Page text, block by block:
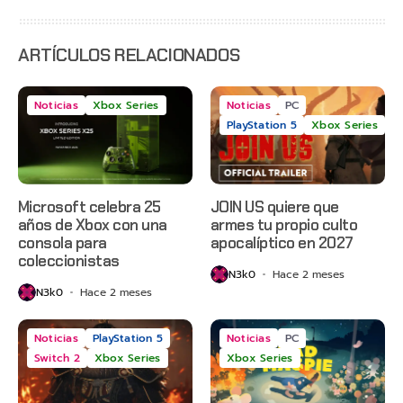
2 y más
ARTÍCULOS RELACIONADOS
Noticias Xbox Series
Microsoft celebra 25
años de Xbox con una
consola para
coleccionistas
N3k0 Hace 2 meses
Noticias
PC
PlayStation 5
Xbox Series
JOIN US quiere que
armes tu propio culto
apocalíptico en 2027
N3k0 Hace 2 meses
Noticias
PlayStation 5
Switch 2
Xbox Series
Noticias
PC
Xbox Series